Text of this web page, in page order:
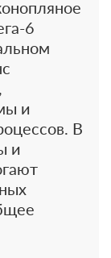
6
и
В
и